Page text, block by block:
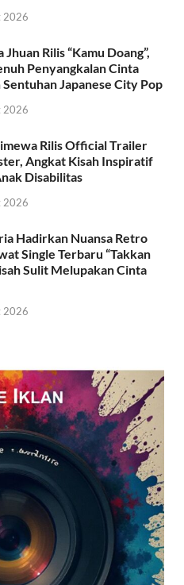
2026
Jhuan Rilis “Kamu Doang”,
Penyangkalan Cinta
Sentuhan Japanese City Pop
2026
Rilis Official Trailer
Angkat Kisah Inspiratif
Disabilitas
2026
Hadirkan Nuansa Retro
Single Terbaru “Takkan
Sulit Melupakan Cinta
2026